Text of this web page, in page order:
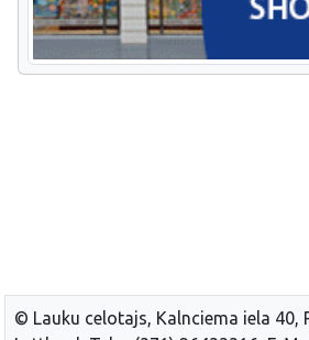
© Lauku celotajs, Kalnciema iela 40,